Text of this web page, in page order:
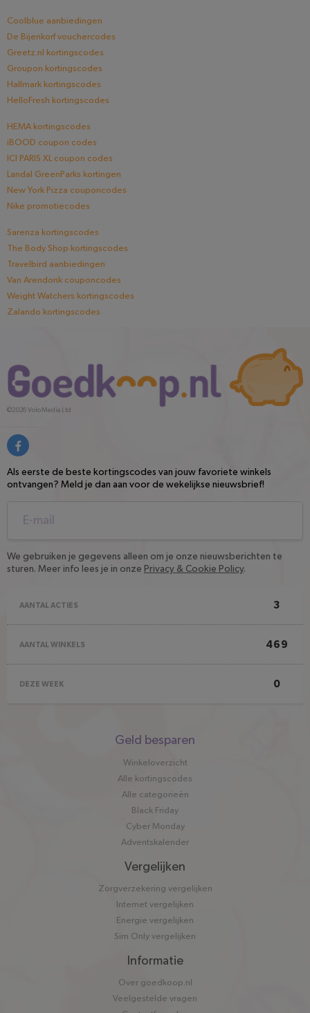
Coolblue aanbiedingen
De Bijenkorf vouchercodes
Greetz.nl kortingscodes
Groupon kortingscodes
Hallmark kortingscodes
HelloFresh kortingscodes
HEMA kortingscodes
iBOOD coupon codes
ICI PARIS XL coupon codes
Landal GreenParks kortingen
New York Pizza couponcodes
Nike promotiecodes
Sarenza kortingscodes
The Body Shop kortingscodes
Travelbird aanbiedingen
Van Arendonk couponcodes
Weight Watchers kortingscodes
Zalando kortingscodes
©2026Volo Media Ltd
Als eerste de beste kortingscodes van jouw favoriete winkels
ontvangen? Meld je dan aan voor de wekelijkse nieuwsbrief!
We gebruiken je gegevens alleen om je onze nieuwsberichten te
sturen. Meer info lees je in onze Privacy & Cookie Policy.
AANTAL ACTIES 3
AANTAL WINKELS 469
DEZE WEEK 0
Geld besparen
Winkeloverzicht
Alle kortingscodes
Alle categorieën
Black Friday
Cyber Monday
Adventskalender
Vergelijken
Zorgverzekering vergelijken
Internet vergelijken
Energie vergelijken
Sim Only vergelijken
Informatie
Over goedkoop.nl
Veelgestelde vragen